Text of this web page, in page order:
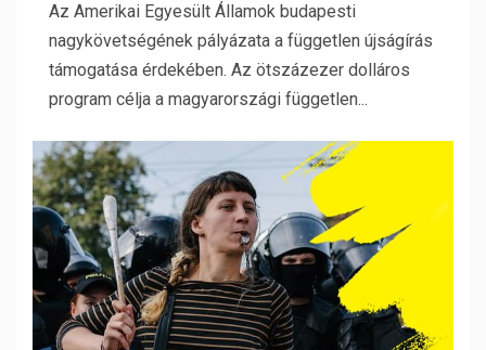
Az Amerikai Egyesült Államok budapesti
nagykövetségének pályázata a független újságírás
támogatása érdekében. Az ötszázezer dolláros
program célja a magyarországi független...